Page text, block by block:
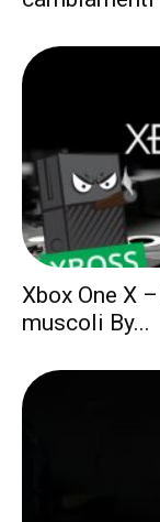
Xbox One X
muscoli By...